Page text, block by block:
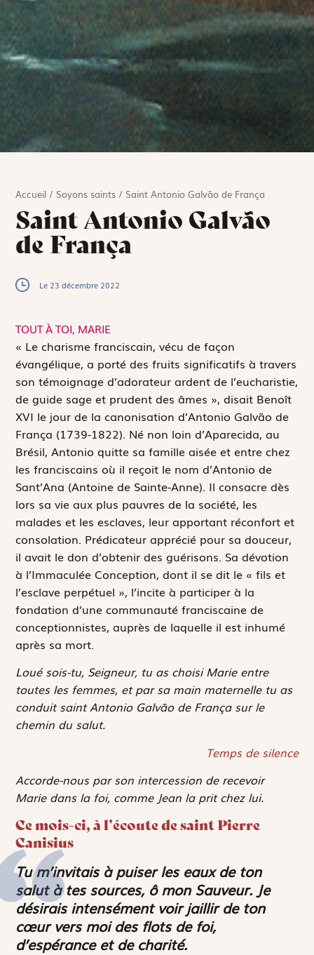
Accueil / Soyons saints / Saint Antonio Galvão de França
Saint Antonio Galvão
de França
Le 23 décembre 2022
TOUT À TOI, MARIE
« Le charisme franciscain, vécu de façon
évangélique, a porté des fruits significatifs à travers
son témoignage d’adorateur ardent de l’eucharistie,
de guide sage et prudent des âmes », disait Benoît
XVI le jour de la canonisation d’Antonio Galvão de
França (1739-1822). Né non loin d’Aparecida, au
Brésil, Antonio quitte sa famille aisée et entre chez
les franciscains où il reçoit le nom d’Antonio de
Sant’Ana (Antoine de Sainte-Anne). Il consacre dès
lors sa vie aux plus pauvres de la société, les
malades et les esclaves, leur apportant réconfort et
consolation. Prédicateur apprécié pour sa douceur,
il avait le don d’obtenir des guérisons. Sa dévotion
à l’Immaculée Conception, dont il se dit le « fils et
l’esclave perpétuel », l’incite à participer à la
fondation d’une communauté franciscaine de
conceptionnistes, auprès de laquelle il est inhumé
après sa mort.
Loué sois-tu, Seigneur, tu as choisi Marie entre
toutes les femmes, et par sa main maternelle tu as
conduit saint Antonio Galvão de França sur le
chemin du salut.
Temps de silence
Accorde-nous par son intercession de recevoir
Marie dans la foi, comme Jean la prit chez lui.
Ce mois-ci, à l’écoute de saint Pierre
Canisius
Tu m’invitais à puiser les eaux de ton
salut à tes sources, ô mon Sauveur. Je
désirais intensément voir jaillir de ton
cœur vers moi des flots de foi,
d’espérance et de charité.